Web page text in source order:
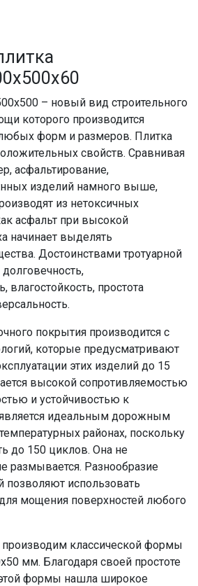
– новый вид строительного
которого производится
форм и размеров. Плитка
свойств. Сравнивая
асфальтирование,
изделий намного выше,
из нетоксичных
асфальт при высокой
начинает выделять
Достоинствами тротуарной
влагостойкость, простота
покрытия производится с
которые предусматривают
этих изделий до 15
высокой сопротивляемостью
и устойчивостью к
идеальным дорожным
районах, поскольку
до 150 циклов. Она не
размывается. Разнообразие
позволяют использовать
мощения поверхностей любого
классической формы
мм. Благодаря своей простоте
этой формы нашла широкое